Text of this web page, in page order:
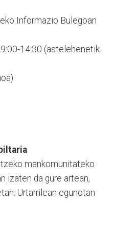
Informazio Bulegoan
14:30 (astelehenetik
mankomunitateko
izaten da gure artean,
Urtarrilean egunotan